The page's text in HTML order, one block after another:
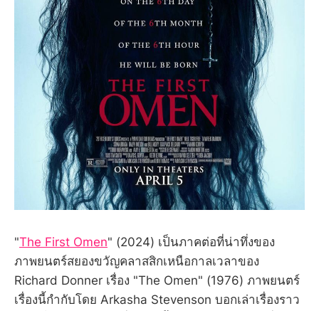
"The First Omen" (2024) เป็นภาคต่อที่น่าทึ่งของ
ภาพยนตร์สยองขวัญคลาสสิกเหนือกาลเวลาของ
Richard Donner เรื่อง "The Omen" (1976) ภาพยนตร์
เรื่องนี้กำกับโดย Arkasha Stevenson บอกเล่าเรื่องราว